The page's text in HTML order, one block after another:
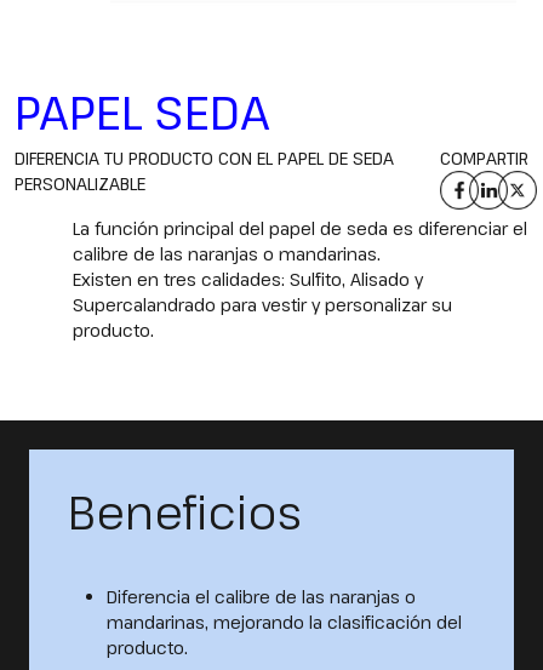
PAPEL SEDA
DIFERENCIA TU PRODUCTO CON EL PAPEL DE SEDA
PERSONALIZABLE
COMPARTIR
La función principal del papel de seda es diferenciar el
calibre de las naranjas o mandarinas.
Existen en tres calidades: Sulfito, Alisado y
Supercalandrado para vestir y personalizar su
producto.
Beneficios
Diferencia el calibre de las naranjas o
mandarinas, mejorando la clasificación del
producto.